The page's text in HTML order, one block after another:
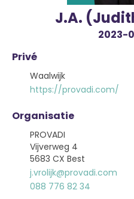
J.A.
2023-
Privé
Waalwijk
https://provadi.com/
Organisatie
PROVADI
Vijverweg 4
5683 CX Best
j.vrolijk@provadi.com
088 776 82 34